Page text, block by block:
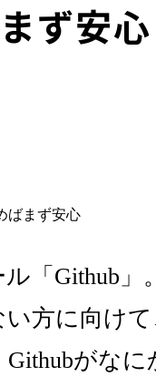
ず安心
「Github」
方に向けて
がなに